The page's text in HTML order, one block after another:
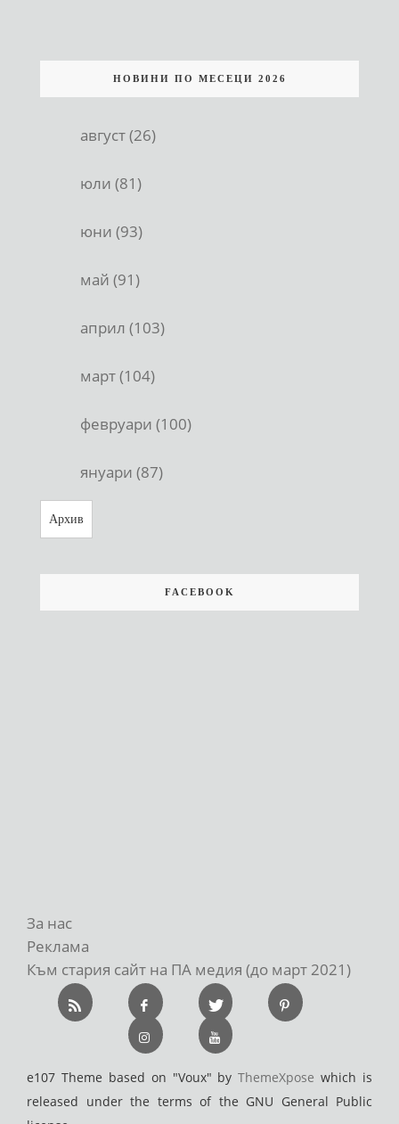
НОВИНИ ПО МЕСЕЦИ 2026
август (26)
юли (81)
юни (93)
май (91)
април (103)
март (104)
февруари (100)
януари (87)
Архив
FACEBOOK
За нас
Реклама
Към стария сайт на ПА медия (до март 2021)
e107 Theme based on "Voux" byThemeXpose which is
released under the terms of the GNU General Public